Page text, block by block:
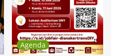
Agenda